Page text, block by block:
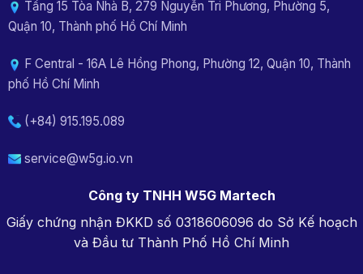
Tầng 15 Tòa Nhà B, 279 Nguyễn Tri Phương, Phường 5,
Quận 10, Thành phố Hồ Chí Minh
F Central - 16A Lê Hồng Phong, Phường 12, Quận 10, Thành
phố Hồ Chí Minh
(+84) 915.195.089
service@w5g.io.vn
Công ty TNHH W5G Martech
Giấy chứng nhận ĐKKD số 0318606096 do Sở Kế hoạch
và Đầu tư Thành Phố Hồ Chí Minh